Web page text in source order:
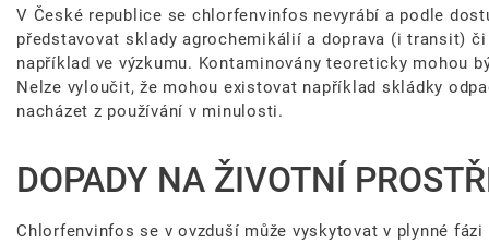
V České republice se chlorfenvinfos nevyrábí a podle
představovat sklady agrochemikálií a doprava (i transit)
například ve výzkumu. Kontaminovány teoreticky mohou
Nelze vyloučit, že mohou existovat například skládky
nacházet z používání v minulosti.
DOPADY NA ŽIVOTNÍ
Chlorfenvinfos se v ovzduší může vyskytovat v plynné